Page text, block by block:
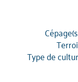
Type de